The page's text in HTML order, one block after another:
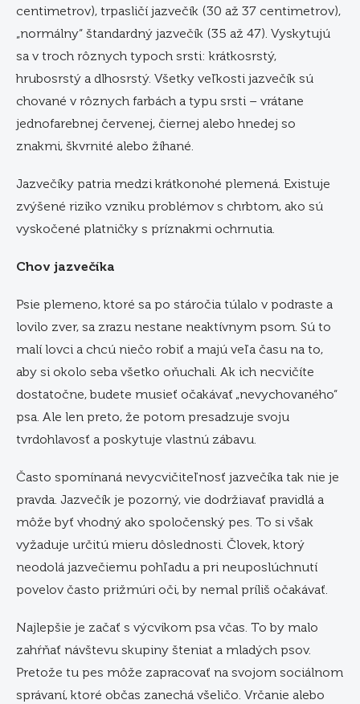
centimetrov), trpasličí jazvečík (30 až 37 centimetrov),
„normálny“ štandardný jazvečík (35 až 47). Vyskytujú
sa v troch rôznych typoch srsti: krátkosrstý,
hrubosrstý a dlhosrstý. Všetky veľkosti jazvečík sú
chované v rôznych farbách a typu srsti – vrátane
jednofarebnej červenej, čiernej alebo hnedej so
znakmi, škvrnité alebo žíhané.
Jazvečíky patria medzi krátkonohé plemená. Existuje
zvýšené riziko vzniku problémov s chrbtom, ako sú
vyskočené platničky s príznakmi ochrnutia.
Chov jazvečíka
Psie plemeno, ktoré sa po stáročia túlalo v podraste a
lovilo zver, sa zrazu nestane neaktívnym psom. Sú to
malí lovci a chcú niečo robiť a majú veľa času na to,
aby si okolo seba všetko oňuchali. Ak ich necvičíte
dostatočne, budete musieť očakávať „nevychovaného“
psa. Ale len preto, že potom presadzuje svoju
tvrdohlavosť a poskytuje vlastnú zábavu.
Často spomínaná nevycvičiteľnosť jazvečíka tak nie je
pravda. Jazvečík je pozorný, vie dodržiavať pravidlá a
môže byť vhodný ako spoločenský pes. To si však
vyžaduje určitú mieru dôslednosti. Človek, ktorý
neodolá jazvečiemu pohľadu a pri neuposlúchnutí
povelov často prižmúri oči, by nemal príliš očakávať.
Najlepšie je začať s výcvikom psa včas. To by malo
zahŕňať návštevu skupiny šteniat a mladých psov.
Pretože tu pes môže zapracovať na svojom sociálnom
správaní, ktoré občas zanechá všeličo. Vrčanie alebo